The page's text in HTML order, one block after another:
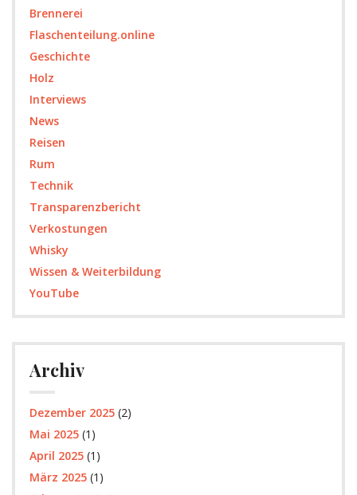
Brennerei
Flaschenteilung.online
Geschichte
Holz
Interviews
News
Reisen
Rum
Technik
Transparenzbericht
Verkostungen
Whisky
Wissen & Weiterbildung
YouTube
Archiv
Dezember 2025(2)
Mai 2025(1)
April 2025(1)
März 2025(1)